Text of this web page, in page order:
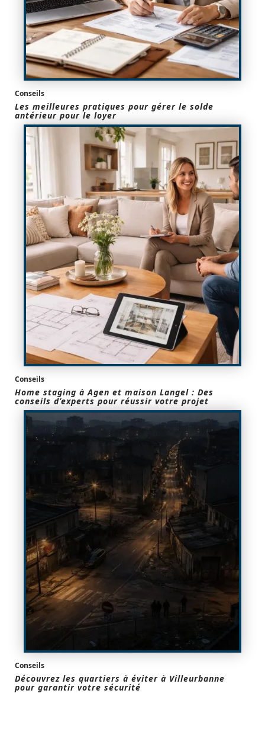
Conseils
Les meilleures pratiques pour gérer le solde
antérieur pour le loyer
Conseils
Home staging à Agen et maison Langel : Des
conseils d’experts pour réussir votre projet
Conseils
Découvrez les quartiers à éviter à Villeurbanne
pour garantir votre sécurité